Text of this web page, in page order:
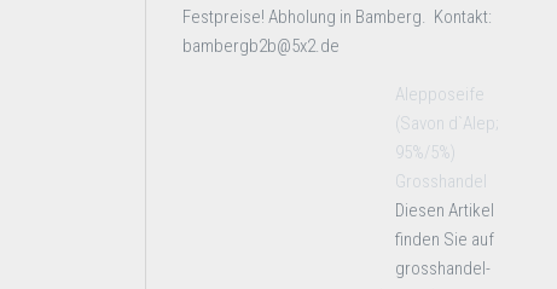
Festpreise! Abholung in Bamberg. Kontakt:
bambergb2b@5x2.de
Alepposeife
(Savon d`Alep;
95%/5%)
Grosshandel
Diesen Artikel
finden Sie auf
grosshandel-